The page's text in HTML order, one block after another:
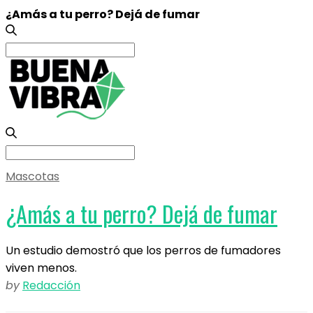
¿Amás a tu perro? Dejá de fumar
Search
for:
Search
Mascotas
¿Amás a tu perro? Dejá de fumar
Un estudio demostró que los perros de fumadores
viven menos.
by Redacción